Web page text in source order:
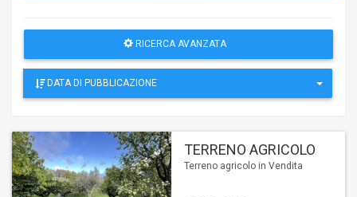
RICERCA AVANZATA
DATA DI PUBBLICAZIONE
TERRENO AGRICOLO
Terreno agricolo in Vendita